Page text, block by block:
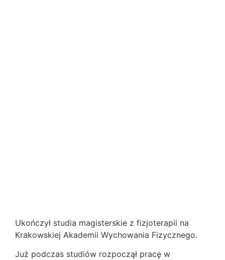
Ukończył studia magisterskie z fizjoterapii na
Krakowskiej Akademii Wychowania Fizycznego.
Już podczas studiów rozpoczął pracę w